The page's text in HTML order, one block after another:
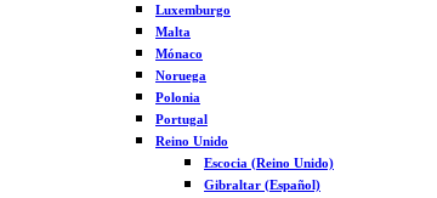
Luxemburgo
Malta
Mónaco
Noruega
Polonia
Portugal
Reino Unido
Escocia (Reino Unido)
Gibraltar (Español)